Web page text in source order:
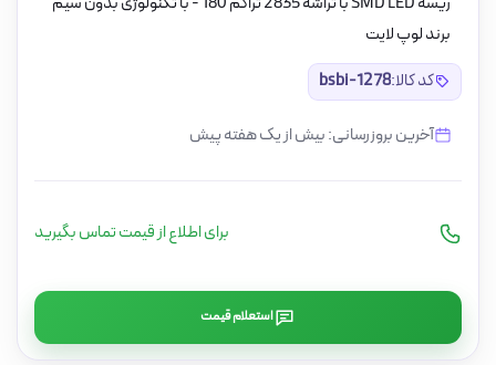
برند لوپ لایت
کد کالا:bsbi-1278
آخرین بروزرسانی: بیش از یک هفته پیش
برای اطلاع از قیمت تماس بگیرید
استعلام قیمت